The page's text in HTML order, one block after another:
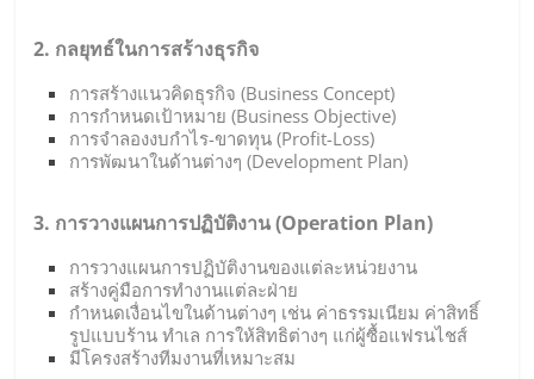
2. กลยุทธ์ในการสร้างธุรกิจ
การสร้างแนวคิดธุรกิจ (Business Concept)
การกำหนดเป้าหมาย (Business Objective)
การจำลองงบกำไร-ขาดทุน (Profit-Loss)
การพัฒนาในด้านต่างๆ (Development Plan)
3. การวางแผนการปฏิบัติงาน (Operation Plan)
การวางแผนการปฏิบัติงานของแต่ละหน่วยงาน
สร้างคู่มือการทำงานแต่ละฝ่าย
กำหนดเงื่อนไขในด้านต่างๆ เช่น ค่าธรรมเนียม ค่าสิทธิ์
รูปแบบร้าน ทำเล การให้สิทธิต่างๆ แก่ผู้ซื้อแฟรนไชส์
มีโครงสร้างทีมงานที่เหมาะสม